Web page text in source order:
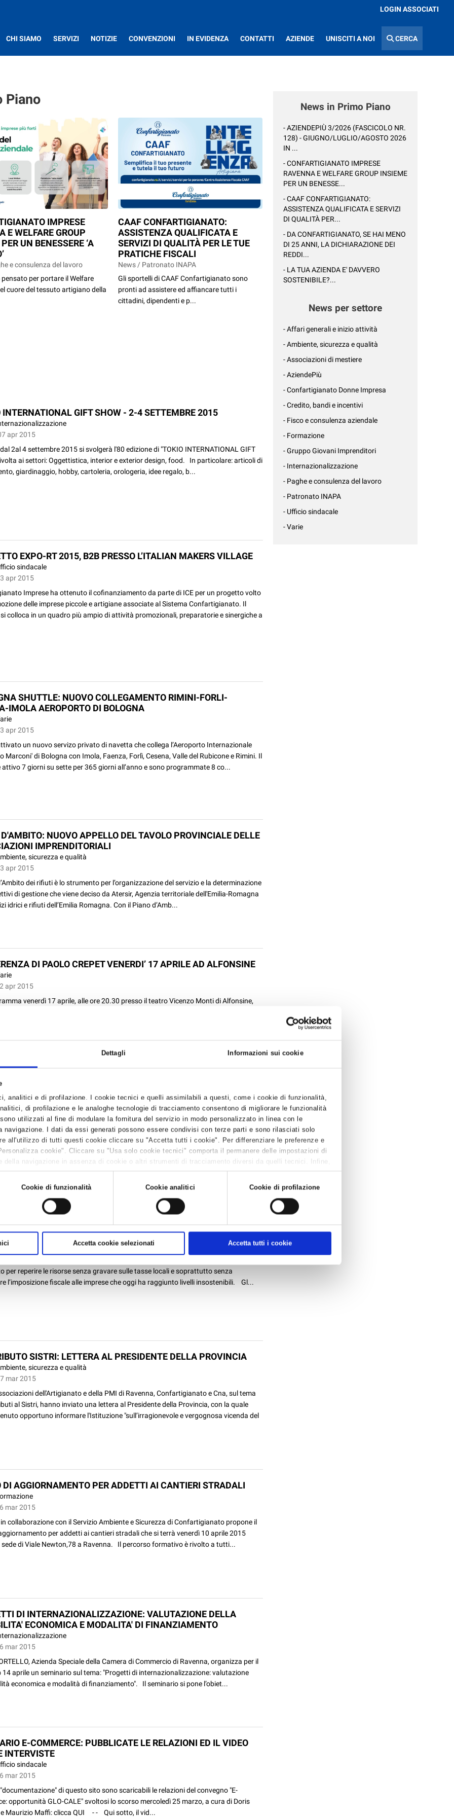
Dettagli Informazioni sui cookie
analitici e di profilazione. I cookie tecnici e quelli assimilabili a questi, come i cookie di funzionalità,
di profilazione e le analoghe tecnologie di tracciamento consentono di migliorare le funzionalità
utilizzati al fine di modulare la fornitura del servizio in modo personalizzato in linea con le
navigazione. I dati da essi generati possono essere condivisi con terze parti e sono rilasciati solo
all'utilizzo di tutti questi cookie cliccare su "Accetta tutti i cookie". Per differenziare le preferenze e
cookie". Cliccare su "Usa solo cookie tecnici" comporta il permanere delle impostazioni di
della navigazione in assenza di cookie o altri strumenti di tracciamento diversi da quelli tecnici. Infine,
laCookie policy.
Cookie di funzionalità Cookie analitici Cookie di profilazione
Accetta cookie selezionati Accetta tutti i cookie
LOGIN ASSOCIATI
CHI SIAMO SERVIZI NOTIZIE CONVENZIONI IN EVIDENZA CONTATTI AZIENDE UNISCITI A NOI CERCA
Piano
IMPRESE
E WELFARE GROUP
UN BENESSERE ‘A
e consulenza del lavoro
per portare il Welfare
cuore del tessuto artigiano della
CAAF CONFARTIGIANATO:
ASSISTENZA QUALIFICATA E
SERVIZI DI QUALITÀ PER LE TUE
PRATICHE FISCALI
News / Patronato INAPA
Gli sportelli di CAAF Confartigianato sono
pronti ad assistere ed affiancare tutti i
cittadini, dipendenti e p...
INTERNATIONAL GIFT SHOW - 2-4 SETTEMBRE 2015
apr 2015
2al 4 settembre 2015 si svolgerà l'80 edizione di "TOKIO INTERNATIONAL GIFT
ai settori: Oggettistica, interior e exterior design, food. In particolare: articoli di
giardinaggio, hobby, cartoleria, orologeria, idee regalo, b...
EXPO-RT 2015, B2B PRESSO L’ITALIAN MAKERS VILLAGE
sindacale
apr 2015
Imprese ha ottenuto il cofinanziamento da parte di ICE per un progetto volto
delle imprese piccole e artigiane associate al Sistema Confartigianato. Il
colloca in un quadro più ampio di attività promozionali, preparatorie e sinergiche a
SHUTTLE: NUOVO COLLEGAMENTO RIMINI-FORLI-
IMOLA AEROPORTO DI BOLOGNA
apr 2015
un nuovo servizo privato di navetta che collega l’Aeroporto Internazionale
Marconi' di Bologna con Imola, Faenza, Forlì, Cesena, Valle del Rubicone e Rimini. Il
attivo 7 giorni su sette per 365 giorni all’anno e sono programmate 8 co...
NUOVO APPELLO DEL TAVOLO PROVINCIALE DELLE
IMPRENDITORIALI
sicurezza e qualità
apr 2015
dei rifiuti è lo strumento per l’organizzazione del servizio e la determinazione
di gestione che viene deciso da Atersir, Agenzia territoriale dell'Emilia-Romagna
idrici e rifiuti dell’Emilia Romagna. Con il Piano d’Amb...
DI PAOLO CREPET VENERDI’ 17 APRILE AD ALFONSINE
apr 2015
venerdì 17 aprile, alle ore 20.30 presso il teatro Vicenzo Monti di Alfonsine,
AUDIZIONE ALLA CAMERA IN MATERIA DI
ABUSIVO (25 MARZO 2015)
di mestiere
01 apr 2015
il 25 marzo l'audizione congiunta di Confartigianato Odontotecnici e Cna Sno in
Commissione Giustizia della Camera dei Deputati sull' all’A.C. 2281 "Modifiche agli
SI’ ALLA IMPOSTA DI SOGGIORNO SE PUO’ SERVIRE A NON
L’IMPOSIZIONE FISCALE ALLE IMPRESE
sindacale
2015
per reperire le risorse senza gravare sulle tasse locali e soprattutto senza
l’imposizione fiscale alle imprese che oggi ha raggiunto livelli insostenibili. Gl...
SISTRI: LETTERA AL PRESIDENTE DELLA PROVINCIA
sicurezza e qualità
mar 2015
dell'Artigianato e della PMI di Ravenna, Confartigianato e Cna, sul tema
al Sistri, hanno inviato una lettera al Presidente della Provincia, con la quale
opportuno informare l'Istituzione "sull’irragionevole e vergognosa vicenda del
DI AGGIORNAMENTO PER ADDETTI AI CANTIERI STRADALI
mar 2015
collaborazione con il Servizio Ambiente e Sicurezza di Confartigianato propone il
per addetti ai cantieri stradali che si terrà venerdì 10 aprile 2015
sede di Viale Newton,78 a Ravenna. Il percorso formativo è rivolto a tutti...
DI INTERNAZIONALIZZAZIONE: VALUTAZIONE DELLA
ECONOMICA E MODALITA' DI FINANZIAMENTO
mar 2015
Azienda Speciale della Camera di Commercio di Ravenna, organizza per il
14 aprile un seminario sul tema: "Progetti di internazionalizzazione: valutazione
economica e modalità di finanziamento". Il seminario si pone l’obiet...
E-COMMERCE: PUBBLICATE LE RELAZIONI ED IL VIDEO
INTERVISTE
sindacale
mar 2015
di questo sito sono scaricabili le relazioni del convegno "E-
opportunità GLO-CALE" svoltosi lo scorso mercoledì 25 marzo, a cura di Doris
Maurizio Maffi: clicca QUI - - Qui sotto, il vid...
News in Primo Piano
- AZIENDEPIÙ 3/2026 (FASCICOLO NR.
128) - GIUGNO/LUGLIO/AGOSTO 2026
IN ...
- CONFARTIGIANATO IMPRESE
RAVENNA E WELFARE GROUP INSIEME
PER UN BENESSE...
- CAAF CONFARTIGIANATO:
ASSISTENZA QUALIFICATA E SERVIZI
DI QUALITÀ PER...
- DA CONFARTIGIANATO, SE HAI MENO
DI 25 ANNI, LA DICHIARAZIONE DEI
REDDI...
- LA TUA AZIENDA E' DAVVERO
SOSTENIBILE?...
News per settore
- Affari generali e inizio attività
- Ambiente, sicurezza e qualità
- Associazioni di mestiere
- AziendePiù
- Confartigianato Donne Impresa
- Credito, bandi e incentivi
- Fisco e consulenza aziendale
- Formazione
- Gruppo Giovani Imprenditori
- Internazionalizzazione
- Paghe e consulenza del lavoro
- Patronato INAPA
- Ufficio sindacale
- Varie